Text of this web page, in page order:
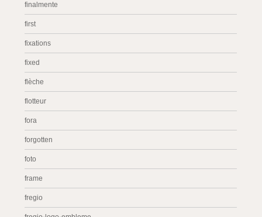
finalmente
first
fixations
fixed
flèche
flotteur
fora
forgotten
foto
frame
fregio